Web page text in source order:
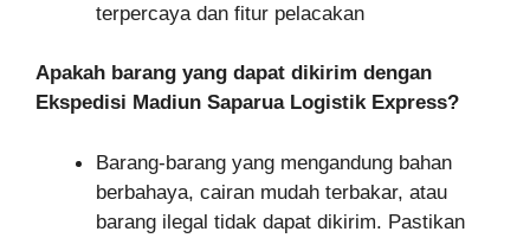
terpercaya dan fitur pelacakan
Apakah barang yang dapat dikirim dengan
Ekspedisi Madiun Saparua Logistik Express?
Barang-barang yang mengandung bahan
berbahaya, cairan mudah terbakar, atau
barang ilegal tidak dapat dikirim. Pastikan